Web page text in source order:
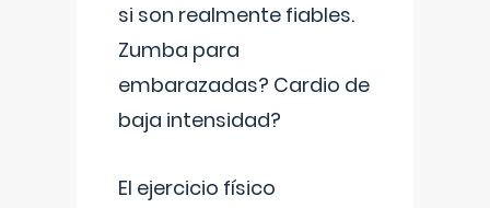
si son realmente fiables.
Zumba para
embarazadas? Cardio de
baja intensidad?
El ejercicio físico